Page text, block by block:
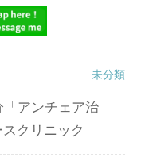
未分類
アンチェア治
クリニック